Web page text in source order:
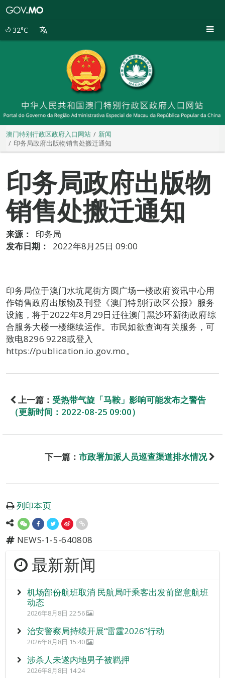
32°C
澳门特别行政区政府入口网站
新闻
印务局政府出版物销售处搬迁通知
印务局政府出版物
销售处搬迁通知
来源：
印务局
发布日期：
2022年8月25日 09:00
印务局位于澳门水坑尾街方圆广场一楼政府资讯中心用
作销售政府出版物及刊登《澳门特别行政区公报》服务
设施，将于2022年8月29日迁往澳门黑沙环新街政府综
合服务大楼一楼继续运作。市民如欲查询有关服务，可
致电8296 9228或登入
https://publication.io.gov.mo。
上一篇： 受热带气旋「马鞍」影响可能发布之警告
（更新时间：2022-08-25 09:00）
下一篇： 市政署加派人员巡查渠道排水情况
列印本页
NEWS-1-5-640808
最新新闻
机场部份航班取消 民航局吁乘客出发前留意航班
动态
2026年8月8日 22:56
治安警察局持续开展“雷霆2026”行动
2026年8月8日 15:40
涉杀人未遂内地男子被羁押
2026年8月8日 14:24